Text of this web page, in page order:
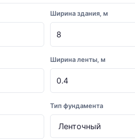
Ширина здания, м
Ширина ленты, м
Тип фундамента